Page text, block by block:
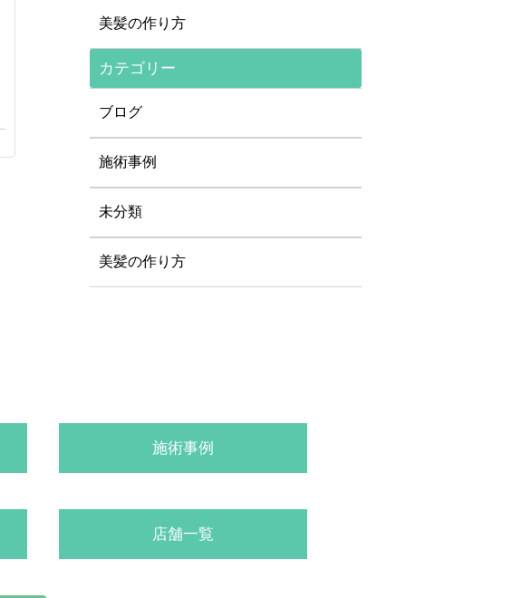
美髪の作り方
カテゴリー
ブログ
施術事例
未分類
美髪の作り方
施術事例
店舗一覧